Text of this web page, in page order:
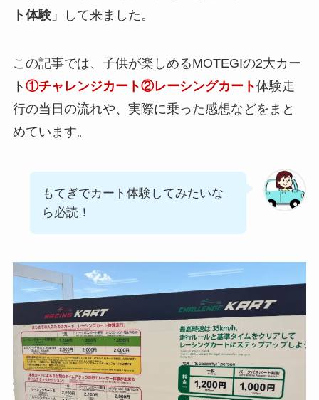
ト体験」して来ました。
この記事では、子供が楽しめるMOTEGIの2大カー
ト ①チャレンジカート②レーシングカート体験走
行の当日の流れや、実際に乗った感想などをまと
めています。
もてぎでカート体験してみたいな
ら必読！